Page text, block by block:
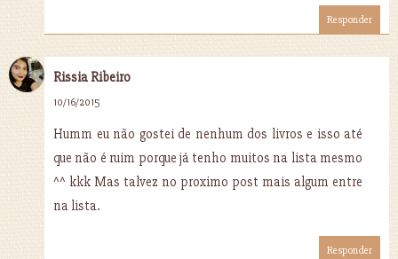
Responder
Rissia Ribeiro
10/16/2015
Humm eu não gostei de nenhum dos livros e isso até
que não é ruim porque já tenho muitos na lista mesmo
^^ kkk Mas talvez no proximo post mais algum entre
na lista.
Responder